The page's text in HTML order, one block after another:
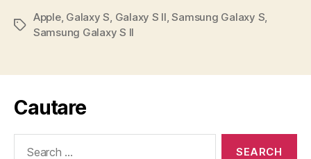
Tags
Apple, Galaxy S, Galaxy S II,Samsung Galaxy S,
Samsung Galaxy S II
Cautare